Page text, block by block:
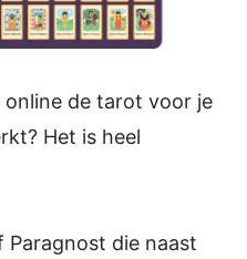
online de tarot voor je
Het is heel
Paragnost die naast